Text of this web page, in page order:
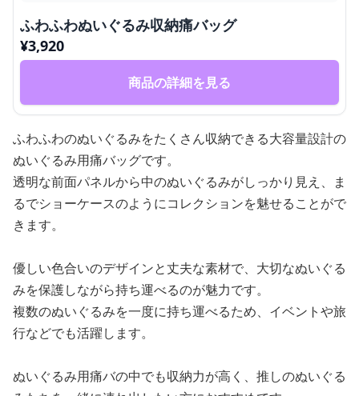
ふわふわぬいぐるみ収納痛バッグ
¥3,920
商品の詳細を見る
ふわふわのぬいぐるみをたくさん収納できる大容量設計の
ぬいぐるみ用痛バッグです。
透明な前面パネルから中のぬいぐるみがしっかり見え、ま
るでショーケースのようにコレクションを魅せることがで
きます。
優しい色合いのデザインと丈夫な素材で、大切なぬいぐる
みを保護しながら持ち運べるのが魅力です。
複数のぬいぐるみを一度に持ち運べるため、イベントや旅
行などでも活躍します。
ぬいぐるみ用痛バの中でも収納力が高く、推しのぬいぐる